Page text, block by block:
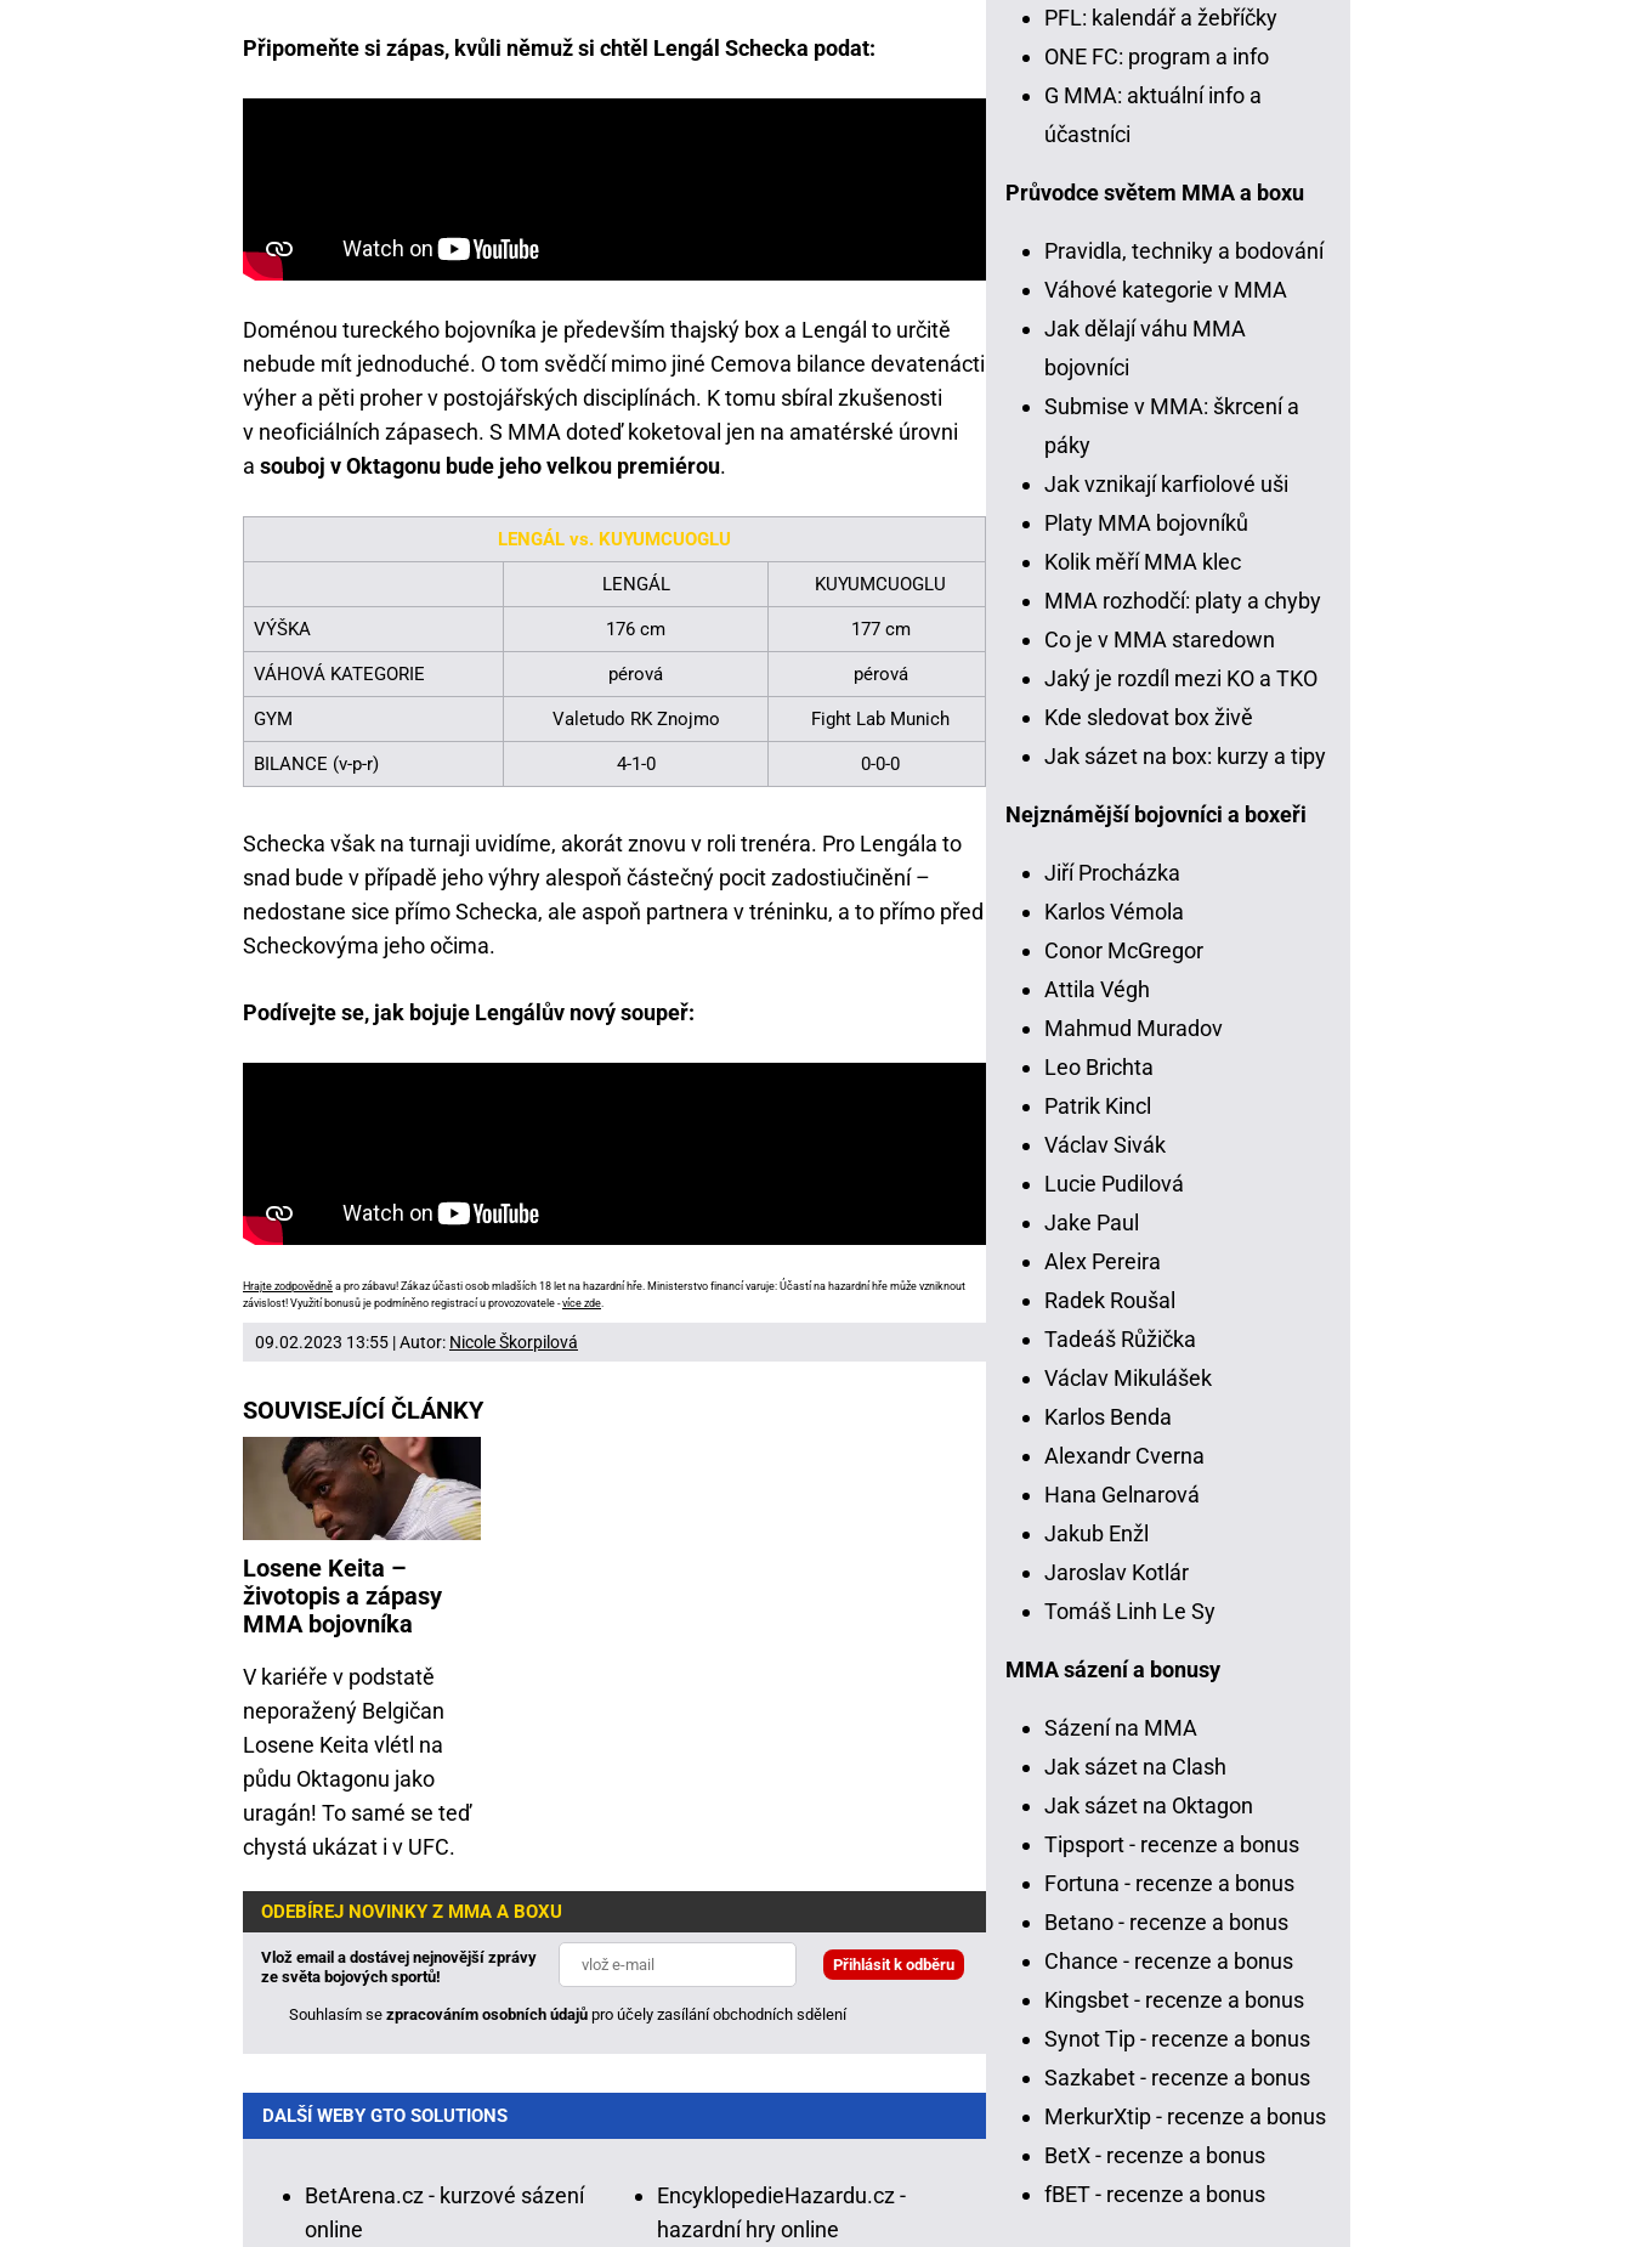
Připomeňte si zápas, kvůli němuž si chtěl Lengál Schecka podat:
Doménou tureckého bojovníka je především thajský box a Lengál to určitě
nebude mít jednoduché. O tom svědčí mimo jiné Cemova bilance devatenácti
výher a pěti proher v postojářských disciplínách. K tomu sbíral zkušenosti
v neoficiálních zápasech. S MMA doteď koketoval jen na amatérské úrovni
a souboj v Oktagonu bude jeho velkou premiérou.
LENGÁL vs. KUYUMCUOGLU
LENGÁL KUYUMCUOGLU
VÝŠKA 176 cm 177 cm
VÁHOVÁ KATEGORIE pérová pérová
GYM Valetudo RK Znojmo Fight Lab Munich
BILANCE (v-p-r) 4-1-0 0-0-0
Schecka však na turnaji uvidíme, akorát znovu v roli trenéra. Pro Lengála to
snad bude v případě jeho výhry alespoň částečný pocit zadostiučinění –
nedostane sice přímo Schecka, ale aspoň partnera v tréninku, a to přímo před
Scheckovýma jeho očima.
Podívejte se, jak bojuje Lengálův nový soupeř:
Hrajte zodpovědně a pro zábavu! Zákaz účasti osob mladších 18 let na hazardní hře. Ministerstvo financí varuje: Účastí na hazardní hře může vzniknout
závislost! Využití bonusů je podmíněno registrací u provozovatele -více zde
09.02.2023 13:55 | Autor: Nicole Škorpilová
SOUVISEJÍCÍ ČLÁNKY
Losene Keita –
životopis a zápasy
MMA bojovníka
V kariéře v podstatě
neporažený Belgičan
Losene Keita vlétl na
půdu Oktagonu jako
uragán! To samé se teď
chystá ukázat i v UFC.
ODEBÍREJ NOVINKY Z MMA A BOXU
Vlož email a dostávej nejnovější zprávy
ze světa bojových sportů!
Souhlasím se zpracováním osobních údajů pro účely zasílání obchodních sdělení
DALŠÍ WEBY GTO SOLUTIONS
BetArena.cz - kurzové sázení
online
EncyklopedieHazardu.cz -
hazardní hry online
PFL: kalendář a žebříčky
ONE FC: program a info
G MMA: aktuální info a
účastníci
Průvodce světem MMA a boxu
Pravidla, techniky a bodování
Váhové kategorie v MMA
Jak dělají váhu MMA
bojovníci
Submise v MMA: škrcení a
páky
Jak vznikají karfiolové uši
Platy MMA bojovníků
Kolik měří MMA klec
MMA rozhodčí: platy a chyby
Co je v MMA staredown
Jaký je rozdíl mezi KO a TKO
Kde sledovat box živě
Jak sázet na box: kurzy a tipy
Nejznámější bojovníci a boxeři
Jiří Procházka
Karlos Vémola
Conor McGregor
Attila Végh
Mahmud Muradov
Leo Brichta
Patrik Kincl
Václav Sivák
Lucie Pudilová
Jake Paul
Alex Pereira
Radek Roušal
Tadeáš Růžička
Václav Mikulášek
Karlos Benda
Alexandr Cverna
Hana Gelnarová
Jakub Enžl
Jaroslav Kotlár
Tomáš Linh Le Sy
MMA sázení a bonusy
Sázení na MMA
Jak sázet na Clash
Jak sázet na Oktagon
Tipsport - recenze a bonus
Fortuna - recenze a bonus
Betano - recenze a bonus
Chance - recenze a bonus
Kingsbet - recenze a bonus
Synot Tip - recenze a bonus
Sazkabet - recenze a bonus
MerkurXtip - recenze a bonus
BetX - recenze a bonus
fBET - recenze a bonus